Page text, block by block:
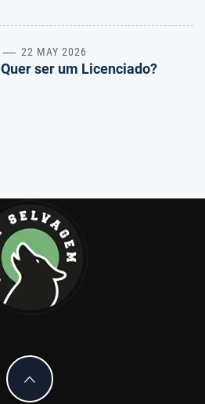
22 MAY 2026
Quer ser um Licenciado?